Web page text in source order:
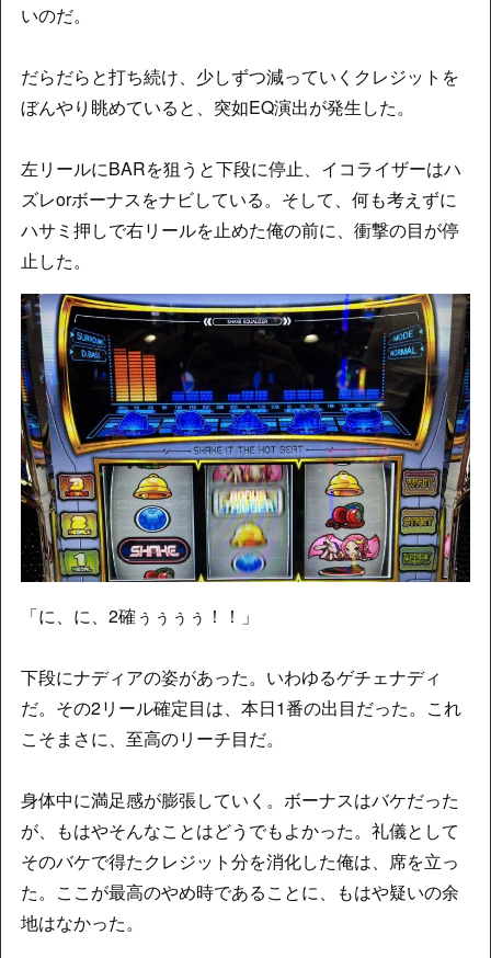
いのだ。
だらだらと打ち続け、少しずつ減っていくクレジットを
ぼんやり眺めていると、突如EQ演出が発生した。
左リールにBARを狙うと下段に停止、イコライザーはハ
ズレorボーナスをナビしている。そして、何も考えずに
ハサミ押しで右リールを止めた俺の前に、衝撃の目が停
止した。
「に、に、2確ぅぅぅぅ！！」
下段にナディアの姿があった。いわゆるゲチェナディ
だ。その2リール確定目は、本日1番の出目だった。これ
こそまさに、至高のリーチ目だ。
身体中に満足感が膨張していく。ボーナスはバケだった
が、もはやそんなことはどうでもよかった。礼儀として
そのバケで得たクレジット分を消化した俺は、席を立っ
た。ここが最高のやめ時であることに、もはや疑いの余
地はなかった。